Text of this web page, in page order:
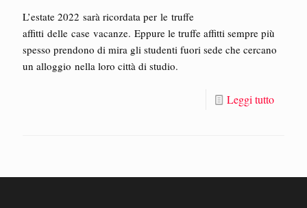
L’estate 2022 sarà ricordata per le truffe
affitti delle case vacanze. Eppure le truffe affitti sempre più
spesso prendono di mira gli studenti fuori sede che cercano
un alloggio nella loro città di studio.
Leggi tutto